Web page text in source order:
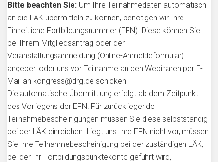
Bitte beachten Sie: Um Ihre Teilnahmedaten automatisch
an die LÄK übermitteln zu können, benötigen wir Ihre
Einheitliche Fortbildungsnummer (EFN). Diese können Sie
bei Ihrem Mitgliedsantrag oder der
Veranstaltungsanmeldung (Online-Anmeldeformular)
angeben oder uns vor Teilnahme an den Webinaren per E-
Mail an kongress@drg.de schicken.
Die automatische Übermittlung erfolgt ab dem Zeitpunkt
des Vorliegens der EFN. Für zurückliegende
Teilnahmebescheinigungen müssen Sie diese selbstständig
bei der LÄK einreichen. Liegt uns Ihre EFN nicht vor, müssen
Sie Ihre Teilnahmebescheinigung bei der zuständigen LÄK,
bei der Ihr Fortbildungspunktekonto geführt wird,